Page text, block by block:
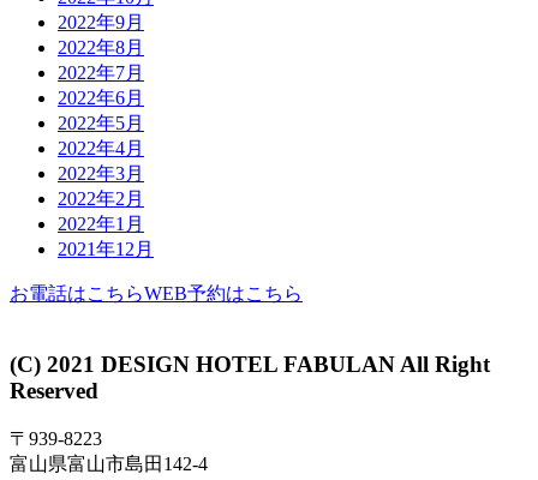
2022年9月
2022年8月
2022年7月
2022年6月
2022年5月
2022年4月
2022年3月
2022年2月
2022年1月
2021年12月
お電話はこちらWEB予約はこちら
(C) 2021 DESIGN HOTEL FABULAN All Right
Reserved
〒939-8223
富山県富山市島田142-4